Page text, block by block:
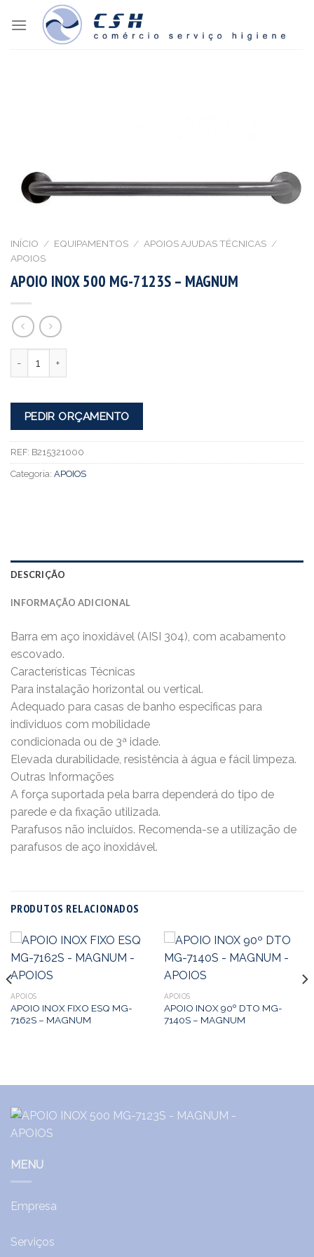
INÍCIO / EQUIPAMENTOS / APOIOS AJUDAS TÉCNICAS /
APOIOS
APOIO INOX 500 MG-7123S – MAGNUM
PEDIR ORÇAMENTO
REF: B215321000
Categoria: APOIOS
DESCRIÇÃO
INFORMAÇÃO ADICIONAL
Barra em aço inoxidável (AISI 304), com acabamento
escovado.
Características Técnicas
Para instalação horizontal ou vertical.
Adequado para casas de banho especificas para
individuos com mobilidade
condicionada ou de 3ª idade.
Elevada durabilidade, resistência à água e fácil limpeza.
Outras Informações
A força suportada pela barra dependerá do tipo de
parede e da fixação utilizada.
Parafusos não incluídos. Recomenda-se a utilização de
parafusos de aço inoxidável.
PRODUTOS RELACIONADOS
APOIOS
APOIO INOX FIXO ESQ MG-
7162S – MAGNUM
APOIOS
APOIO INOX 90º DTO MG-
7140S – MAGNUM
MENU
Empresa
Serviços